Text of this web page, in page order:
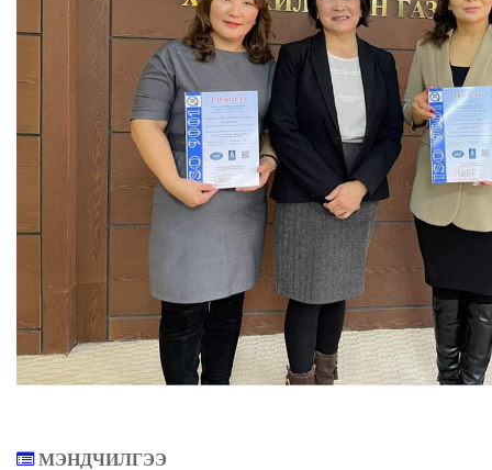
МЭНДЧИЛГЭЭ